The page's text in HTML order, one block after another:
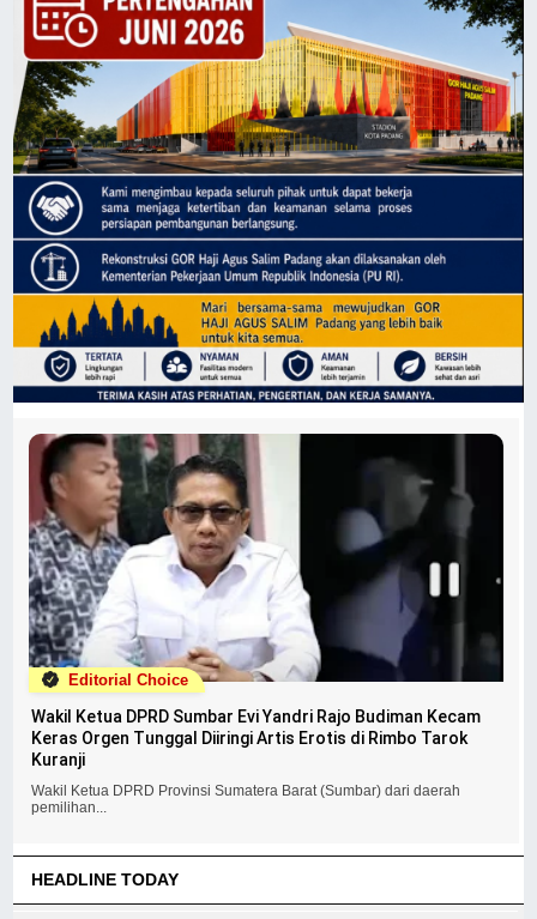
Editorial Choice
Wakil Ketua DPRD Sumbar Evi Yandri Rajo Budiman Kecam
Keras Orgen Tunggal Diiringi Artis Erotis di Rimbo Tarok
Kuranji
Wakil Ketua DPRD Provinsi Sumatera Barat (Sumbar) dari daerah
pemilihan...
HEADLINE TODAY